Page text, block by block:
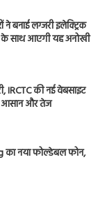
बनाई लग्जरी इलेक्ट्रिक
के साथ आएगी यह अनोखी
IRCTC की नई वेबसाइट
आसान और तेज
का नया फोल्डेबल फोन,